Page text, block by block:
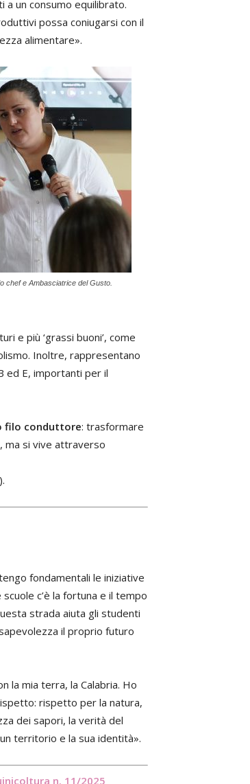
un consumo equilibrato.
possa coniugarsi con il
alimentare».
chef e Ambasciatrice del Gusto.
e più ‘grassi buoni’, come
Inoltre, rappresentano
ed E, importanti per il
filo conduttore: trasformare
ma si vive attraverso
fondamentali le iniziative
c’è la fortuna e il tempo
strada aiuta gli studenti
il proprio futuro
la mia terra, la Calabria. Ho
rispetto per la natura,
dei sapori, la verità del
territorio e la sua identità».
n. 11/2025